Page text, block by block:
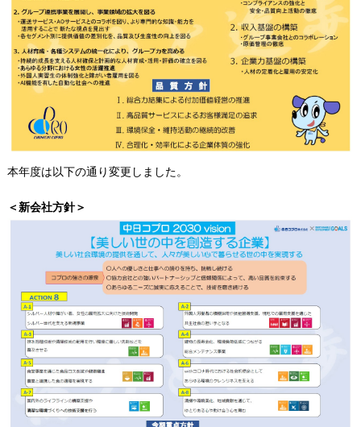
本年度は以下の通り変更しました。
＜新会社方針＞